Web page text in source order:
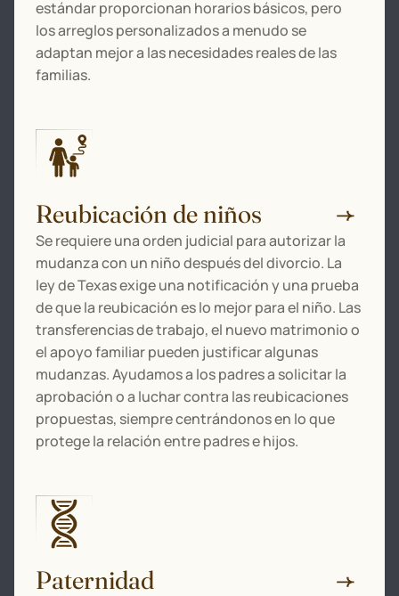
estándar proporcionan horarios básicos, pero
los arreglos personalizados a menudo se
adaptan mejor a las necesidades reales de las
familias.
Reubicación de niños
Se requiere una orden judicial para autorizar la
mudanza con un niño después del divorcio. La
ley de Texas exige una notificación y una prueba
de que la reubicación es lo mejor para el niño. Las
transferencias de trabajo, el nuevo matrimonio o
el apoyo familiar pueden justificar algunas
mudanzas. Ayudamos a los padres a solicitar la
aprobación o a luchar contra las reubicaciones
propuestas, siempre centrándonos en lo que
protege la relación entre padres e hijos.
Paternidad